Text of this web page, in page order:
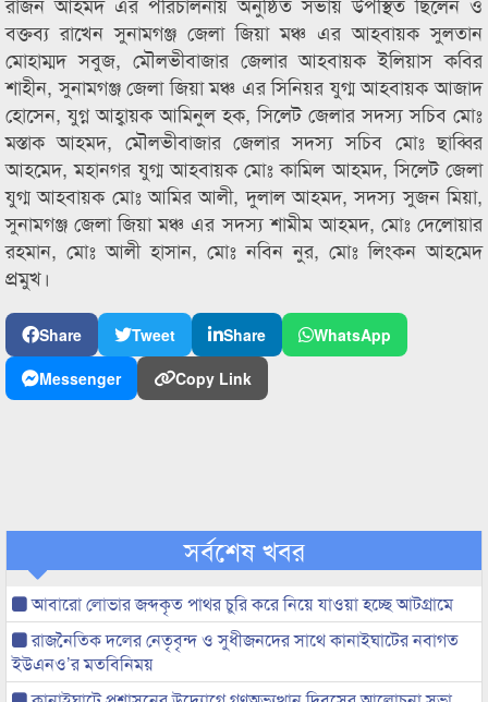
বক্তব্য রাখেন সুনামগঞ্জ জেলা জিয়া মঞ্চ এর আহবায়ক সুলতান
মোহাম্মদ সবুজ, মৌলভীবাজার জেলার আহবায়ক ইলিয়াস কবির
শাহীন, সুনামগঞ্জ জেলা জিয়া মঞ্চ এর সিনিয়র যুগ্ম আহবায়ক আজাদ
হোসেন, যুগ্ন আহ্বায়ক আমিনুল হক, সিলেট জেলার সদস্য সচিব মোঃ
মস্তাক আহমদ, মৌলভীবাজার জেলার সদস্য সচিব মোঃ ছাব্বির
আহমেদ, মহানগর যুগ্ম আহবায়ক মোঃ কামিল আহমদ, সিলেট জেলা
যুগ্ম আহবায়ক মোঃ আমির আলী, দুলাল আহমদ, সদস্য সুজন মিয়া,
সুনামগঞ্জ জেলা জিয়া মঞ্চ এর সদস্য শামীম আহমদ, মোঃ দেলোয়ার
রহমান, মোঃ আলী হাসান, মোঃ নবিন নুর, মোঃ লিংকন আহমেদ
প্রমুখ।
Share Tweet Share
WhatsApp
Messenger
Copy Link
সর্বশেষ খবর
আবারো লোভার জব্দকৃত পাথর চুরি করে নিয়ে যাওয়া হচ্ছে আটগ্রামে
রাজনৈতিক দলের নেতৃবৃন্দ ও সুধীজনদের সাথে কানাইঘাটের নবাগত
ইউএনও’র মতবিনিময়